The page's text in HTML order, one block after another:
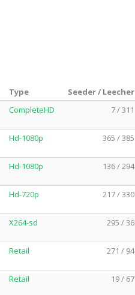
Type Seeder / Leecher
CompleteHD 7 / 311
Hd-1080p 365 / 385
Hd-1080p 136 / 294
Hd-720p 217 / 330
X264-sd 295 / 36
Retail 271 / 94
Retail 19 / 67